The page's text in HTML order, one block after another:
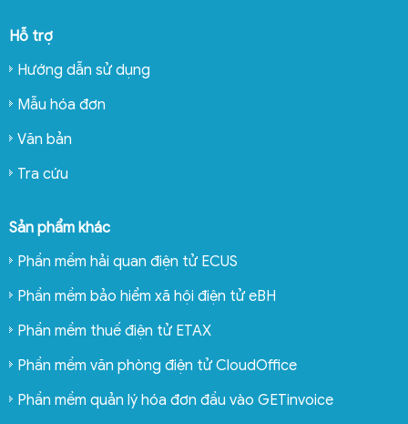
Hỗ trợ
Hướng dẫn sử dụng
Mẫu hóa đơn
Văn bản
Tra cứu
Sản phẩm khác
Phần mềm hải quan điện tử ECUS
Phần mềm bảo hiểm xã hội điện tử eBH
Phần mềm thuế điện tử ETAX
Phần mềm văn phòng điện tử CloudOffice
Phần mềm quản lý hóa đơn đầu vào GETinvoice